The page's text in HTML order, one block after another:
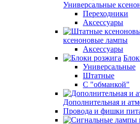
Универсальные
Переходники
Аксессуары
ксеноновые лампы
Аксессуары
Универсальные
Штатные
С "обманкой"
Дополнительная и
Провода и фишки